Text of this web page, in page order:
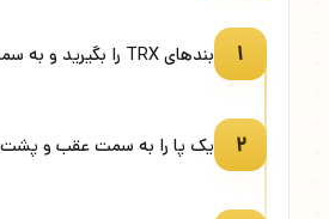
۱ بندهای TRX را بگیرید و به سمت عقب حرکت کنید.
۲ یک پا را به سمت عقب و پشت